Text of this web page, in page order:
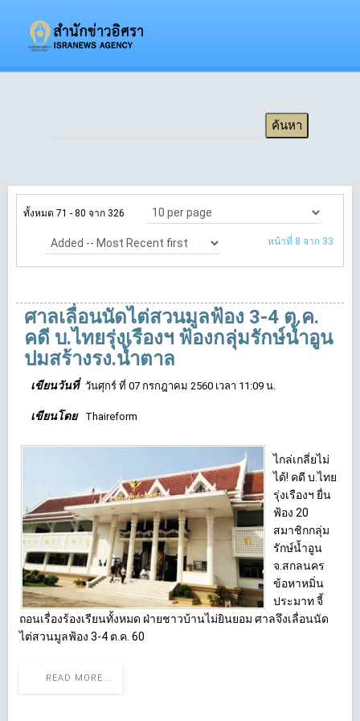
ทั้งหมด 71 - 80 จาก 326
หน้าที่ 8 จาก 33
ศาลเลื่อนนัดไต่สวนมูลฟ้อง 3-4 ต.ค.
คดี บ.ไทยรุ่งเรืองฯ ฟ้องกลุ่มรักษ์น้ำอูน
ปมสร้างรง.น้ำตาล
เขียนวันที่ วันศุกร์ ที่ 07 กรกฎาคม 2560 เวลา 11:09 น.
เขียนโดย Thaireform
ไกล่เกลี่ยไม่
ได้! คดี บ.ไทย
รุ่งเรืองฯ ยื่น
ฟ้อง 20
สมาชิกกลุ่ม
รักษ์น้ำอูน
จ.สกลนคร
ข้อหาหมิ่น
ประมาท จี้
ถอนเรื่องร้องเรียนทั้งหมด ฝ่ายชาวบ้านไม่ยินยอม ศาลจึงเลื่อนนัด
ไต่สวนมูลฟ้อง 3-4 ต.ค. 60
READ MORE...